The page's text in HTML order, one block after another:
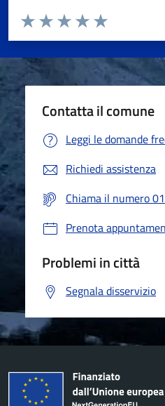
Valuta da 1 a 5 stelle la pagina
Valuta 5 stelle
Valuta 4 stelle su 5
Valuta 3 stelle su 5
Valuta 2 stelle su 5
Valuta 1 stelle su 5
Contatta il comune
Leggi le domande
Richiedi assistenza
Chiama il numero
Prenota
Problemi in città
Segnala disservizio